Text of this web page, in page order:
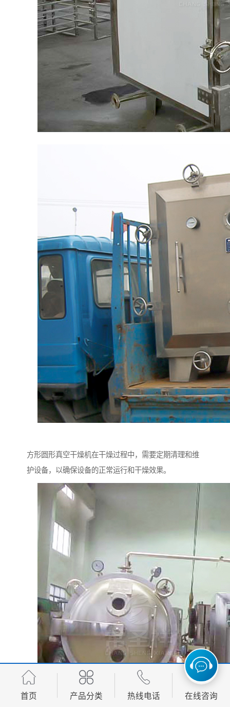
方形圆形真空干燥机在干燥过程中，需要定期清理和维
护设备，以确保设备的正常运行和干燥效果。
首页 产品分类 热线电话 在线咨询